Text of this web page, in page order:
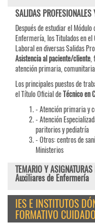
SALIDAS
Después de estudiar el
Enfermería, los Titulados en
Laboral en diversas Salidas
Asistencia al paciente/cliente,
atención primaria,
Los principales puestos de
el Título Oficial deTécnico en
- Atención primaria y
- Atención
paritorios y pediatría
- Otros: centros de
Ministerios
TEMARIO Y
Auxiliares de Enfermería
IES E INSTITUTOS
FORMATIVO